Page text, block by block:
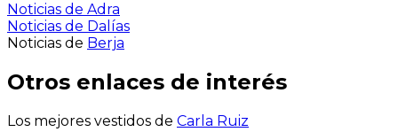
Noticias de Adra
Noticias de Dalías
Noticias de Berja
Otros enlaces de interés
Los mejores vestidos de Carla Ruiz